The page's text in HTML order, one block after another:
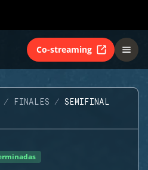
Co-streaming
FINALES SEMIFINAL